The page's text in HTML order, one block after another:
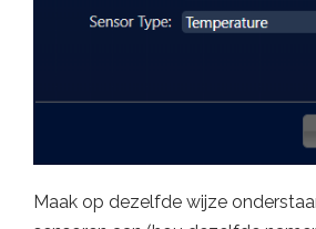
Maak op dezelfde wijze